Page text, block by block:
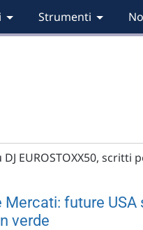
Strumenti
EUROSTOXX50,
Mercati: future
verde